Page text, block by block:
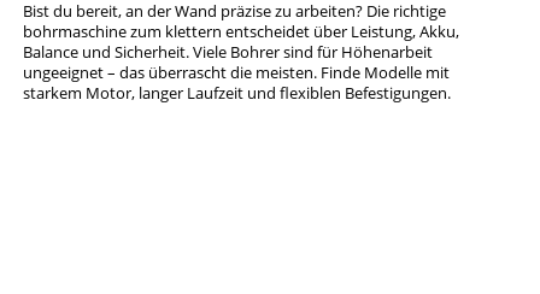
Bist du bereit, an der Wand präzise zu arbeiten? Die richtige
bohrmaschine zum klettern entscheidet über Leistung, Akku,
Balance und Sicherheit. Viele Bohrer sind für Höhenarbeit
ungeeignet – das überrascht die meisten. Finde Modelle mit
starkem Motor, langer Laufzeit und flexiblen Befestigungen.